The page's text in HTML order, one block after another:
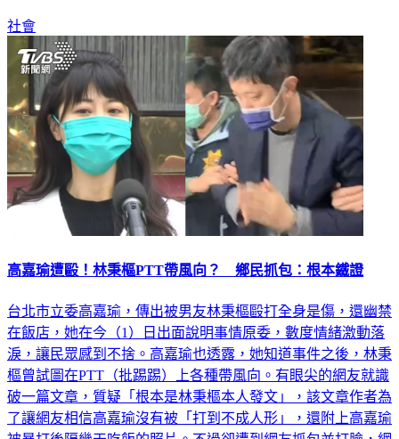
社會
高嘉瑜遭毆！林秉樞PTT帶風向？ 鄉民抓包：根本鐵證
台北市立委高嘉瑜，傳出被男友林秉樞毆打全身是傷，還幽禁
在飯店，她在今（1）日出面說明事情原委，數度情緒激動落
淚，讓民眾感到不捨。高嘉瑜也透露，她知道事件之後，林秉
樞曾試圖在PTT（批踢踢）上各種帶風向。有眼尖的網友就識
破一篇文章，質疑「根本是林秉樞本人發文」，該文章作者為
了讓網友相信高嘉瑜沒有被「打到不成人形」，還附上高嘉瑜